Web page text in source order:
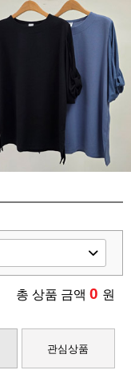
총 상품 금액 0 원
관심상품